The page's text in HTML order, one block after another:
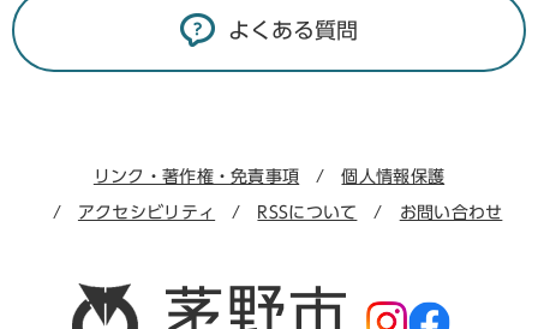
よくある質問
リンク・著作権・免責事項 個人情報保護
アクセシビリティ RSSについて お問い合わせ